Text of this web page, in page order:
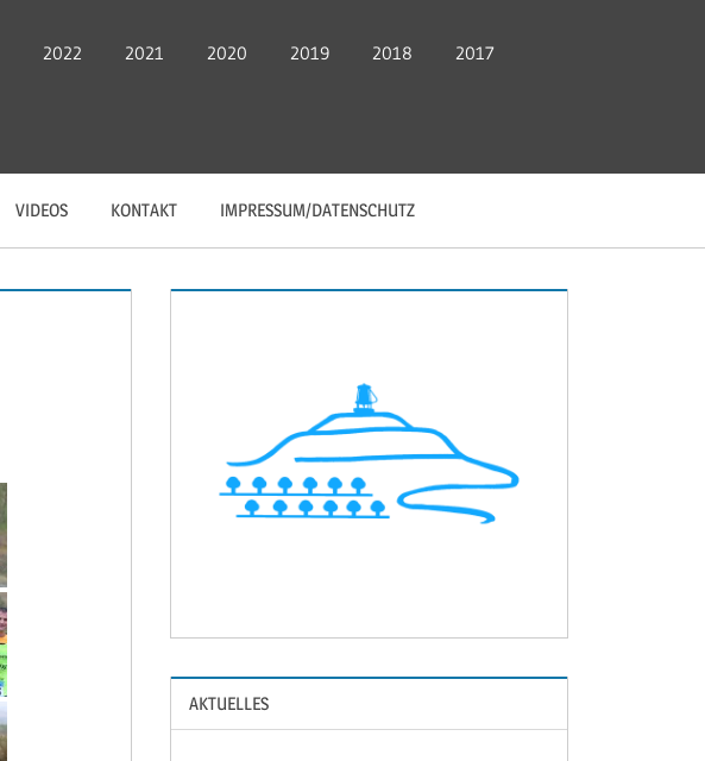
2022 2021 2020 2019 2018 2017
VIDEOS KONTAKT IMPRESSUM/DATENSCHUTZ
AKTUELLES